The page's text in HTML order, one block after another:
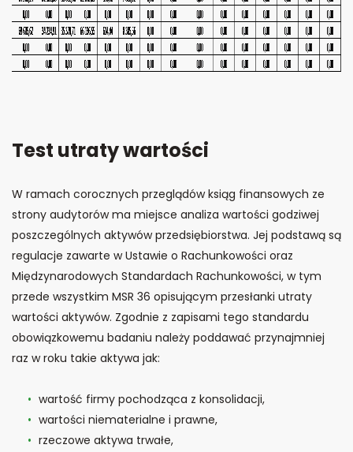
Test utraty wartości
W ramach corocznych przeglądów ksiąg finansowych ze
strony audytorów ma miejsce analiza wartości godziwej
poszczególnych aktywów przedsiębiorstwa. Jej podstawą są
regulacje zawarte w Ustawie o Rachunkowości oraz
Międzynarodowych Standardach Rachunkowości, w tym
przede wszystkim MSR 36 opisującym przesłanki utraty
wartości aktywów. Zgodnie z zapisami tego standardu
obowiązkowemu badaniu należy poddawać przynajmniej
raz w roku takie aktywa jak:
wartość firmy pochodząca z konsolidacji,
wartości niematerialne i prawne,
rzeczowe aktywa trwałe,